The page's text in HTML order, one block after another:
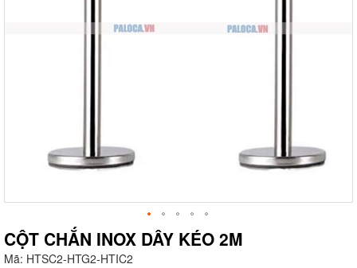
CỘT CHẮN INOX DÂY KÉO 2M
Mã: HTSC2-HTG2-HTIC2